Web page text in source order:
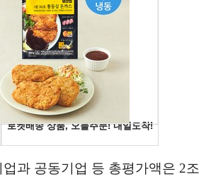
과 공동기업 등 총평가액은 2조